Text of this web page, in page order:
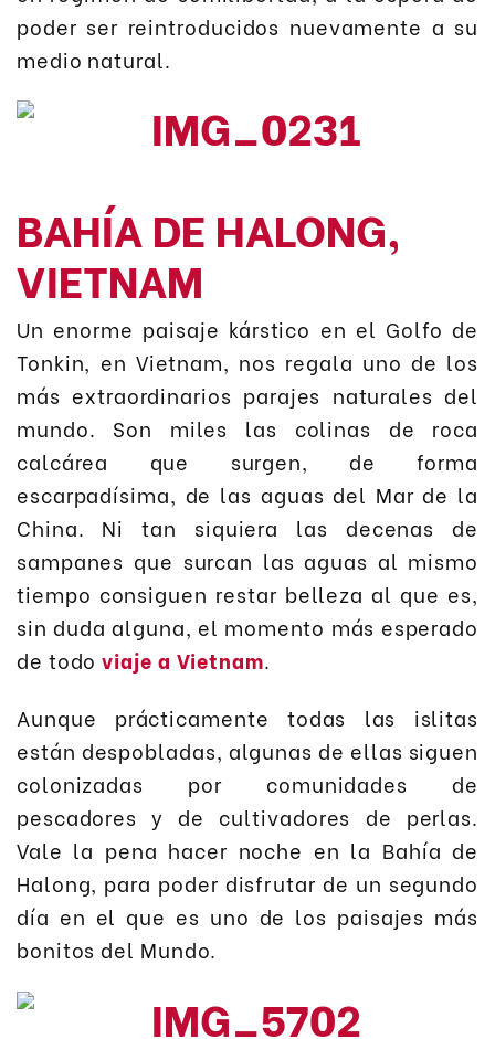
poder ser reintroducidos nuevamente a su
medio natural.
BAHÍA DE HALONG,
VIETNAM
Un enorme paisaje kárstico en el Golfo de
Tonkin, en Vietnam, nos regala uno de los
más extraordinarios parajes naturales del
mundo. Son miles las colinas de roca
calcárea que surgen, de forma
escarpadísima, de las aguas del Mar de la
China. Ni tan siquiera las decenas de
sampanes que surcan las aguas al mismo
tiempo consiguen restar belleza al que es,
sin duda alguna, el momento más esperado
de todoviaje a Vietnam.
Aunque prácticamente todas las islitas
están despobladas, algunas de ellas siguen
colonizadas por comunidades de
pescadores y de cultivadores de perlas.
Vale la pena hacer noche en la Bahía de
Halong, para poder disfrutar de un segundo
día en el que es uno de los paisajes más
bonitos del Mundo.